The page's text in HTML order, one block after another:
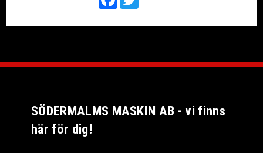
SÖDERMALMS MASKIN AB - vi finns
här för dig!